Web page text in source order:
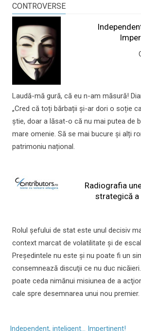
CONTROVERSE
Laudă-mă gură, că eu n-am măsură!
„Cred că toți bărbații și-ar dori o soție
știe, doar a lăsat-o că nu mai putea de
mare omenie. Să se mai bucure și alți
patrimoniu național.
Radiografia
strategică a
Rolul şefului de stat este unul decisiv
context marcat de volatilitate şi de
Preşedintele nu este şi nu poate fi un
consemnează discuţii ce nu duc
poate ceda nimănui misiunea de a
cale spre desemnarea unui nou premier.
Independent, inteligent... Impertinent!